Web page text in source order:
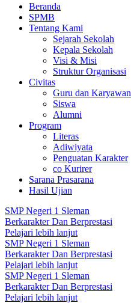
Beranda
SPMB
Tentang Kami
Sejarah Sekolah
Kepala Sekolah
Visi & Misi
Struktur Organisasi
Civitas
Guru dan Karyawan
Siswa
Alumni
Program
Literas
Adiwiyata
Penguatan Karakter
co Kurirer
Sarana Prasarana
Hasil Ujian
SMP Negeri 1 Sleman
Berkarakter Dan Berprestasi
Pelajari lebih lanjut
SMP Negeri 1 Sleman
Berkarakter Dan Berprestasi
Pelajari lebih lanjut
SMP Negeri 1 Sleman
Berkarakter Dan Berprestasi
Pelajari lebih lanjut